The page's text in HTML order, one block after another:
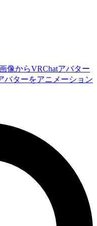
像からVRChatアバター
バターをアニメーション